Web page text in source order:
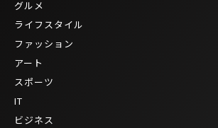
グルメ
ライフスタイル
ファッション
アート
スポーツ
IT
ビジネス